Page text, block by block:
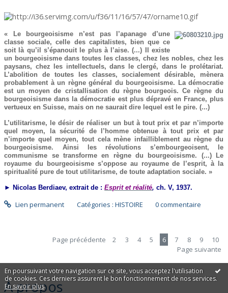
En poursuivant votre navigation sur ce site, vous acceptez l'utilisation
de cookies. Ces derniers assurent le bon fonctionnement de nos services.
En savoir plus.
À propos
« Le bourgeoisisme n’est pas l’apanage d’une
classe sociale, celle des capitalistes, bien que ce
soit là qu’il s’épanouit le plus à l’aise. (...) Il existe
un bourgeoisisme dans toutes les classes, chez les nobles, chez les
paysans, chez les intellectuels, dans le clergé, dans le prolétariat.
L’abolition de toutes les classes, socialement désirable, mènera
probablement à un règne général du bourgeoisisme. La démocratie
est un moyen de cristallisation du règne bourgeois. Ce règne du
bourgeoisisme dans la démocratie est plus dépravé en France, plus
vertueux en Suisse, mais on ne saurait dire lequel est le pire. (...)
L’utilitarisme, le désir de réaliser un but à tout prix et par n’importe
quel moyen, la sécurité de l’homme obtenue à tout prix et par
n’importe quel moyen, tout cela mène infailliblement au règne du
bourgeoisisme. Ainsi les révolutions s’embourgeoisent, le
communisme se transforme en règne du bourgeoisisme. (...) Le
royaume du bourgeoisisme s’oppose au royaume de l’esprit, à la
spiritualité pure de tout utilitarisme, de toute adaptation sociale. »
► Nicolas Berdiaev, extrait de :Esprit et réalité,ch. V,1937.
Lien permanent Catégories : HISTOIRE 0commentaire
Page précédente 2 3 4 5 6 7 8 9
10
Page suivante